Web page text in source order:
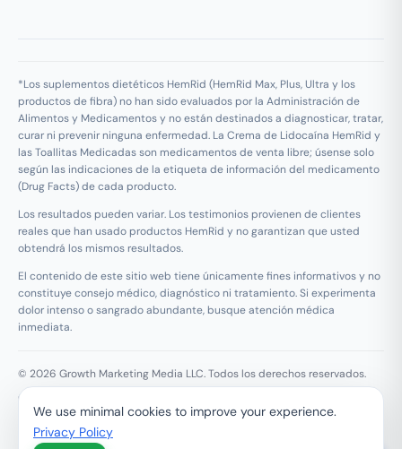
*Los suplementos dietéticos HemRid (HemRid Max, Plus, Ultra y los
productos de fibra) no han sido evaluados por la Administración de
Alimentos y Medicamentos y no están destinados a diagnosticar, tratar,
curar ni prevenir ninguna enfermedad. La Crema de Lidocaína HemRid y
las Toallitas Medicadas son medicamentos de venta libre; úsense solo
según las indicaciones de la etiqueta de información del medicamento
(Drug Facts) de cada producto.
Los resultados pueden variar. Los testimonios provienen de clientes
reales que han usado productos HemRid y no garantizan que usted
obtendrá los mismos resultados.
El contenido de este sitio web tiene únicamente fines informativos y no
constituye consejo médico, diagnóstico ni tratamiento. Si experimenta
dolor intenso o sangrado abundante, busque atención médica
inmediata.
© 2026 Growth Marketing Media LLC. Todos los derechos reservados.
Growth Marketing Media LLC, 126 E Wing St Suite #355, Arlington
Heights, IL 60005
Reembolso y Garantía de 120 Días
We use minimal cookies to improve your experience.
Privacy Policy